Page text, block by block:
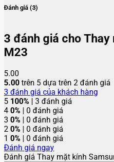
Đánh giá (3)
3 đánh giá cho Thay
M23
5.00
5.00 trên 5 dựa trên 2 đánh giá
3 đánh giá của khách hàng
5 100% | 3 đánh giá
4 0% | 0 đánh giá
3 0% | 0 đánh giá
2 0% | 0 đánh giá
1 0% | 0 đánh giá
Đánh giá ngay
Đánh giá Thay mặt kính